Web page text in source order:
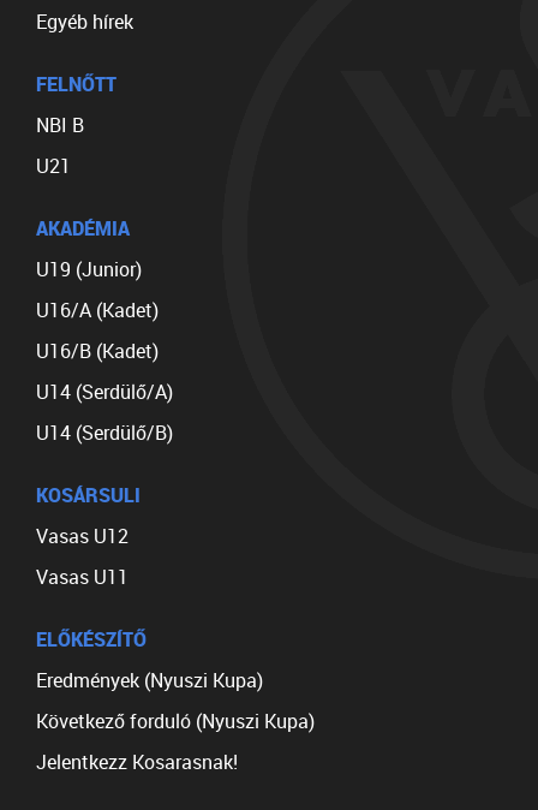
Egyéb hírek
FELNŐTT
NBI B
U21
AKADÉMIA
U19 (Junior)
U16/A (Kadet)
U16/B (Kadet)
U14 (Serdülő/A)
U14 (Serdülő/B)
KOSÁRSULI
Vasas U12
Vasas U11
ELŐKÉSZÍTŐ
Eredmények (Nyuszi Kupa)
Következő forduló (Nyuszi Kupa)
Jelentkezz Kosarasnak!